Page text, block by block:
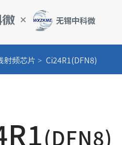
智慧校园管理系统-校讯通
射频芯片 Ci24R1(DFN8)
(DFN8)